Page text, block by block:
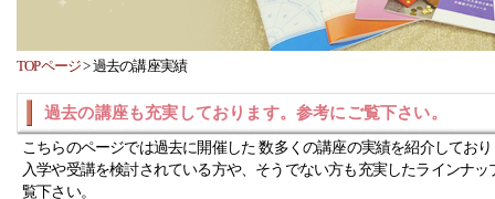
TOPページ>過去の講座実績
過去の講座も充実しております。参考にご覧下さい。
こちらのページでは過去に開催した 数多くの講座の実績を紹介してお
入学や受講を検討されている方や、そうでない方も充実したラインナッ
覧下さい。